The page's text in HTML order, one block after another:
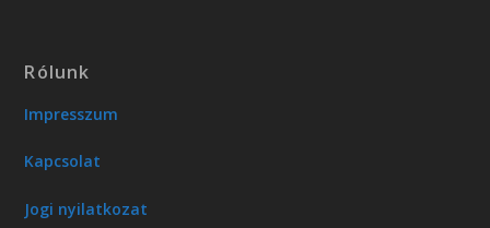
Rólunk
Impresszum
Kapcsolat
Jogi nyilatkozat